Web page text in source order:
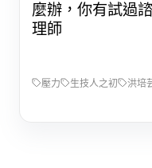
麼辦，你有試過
理師
壓力 生技人之初 洪培